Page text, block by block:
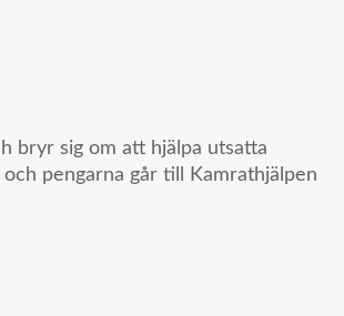
bryr sig om att hjälpa utsatta
pengarna går till Kamrathjälpen